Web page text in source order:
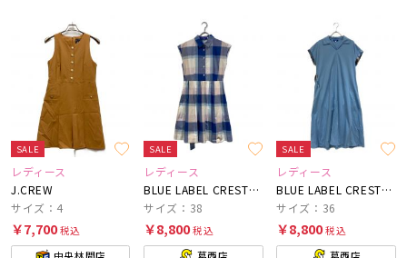
SALE
レディース
J.CREW
サイズ：4
￥7,700税込
SALE
レディース
BLUE LABEL CRESTBRIDGE
サイズ：38
￥8,800税込
SALE
レディース
BLUE LABEL CRESTBRIDGE
サイズ：36
￥8,800税込